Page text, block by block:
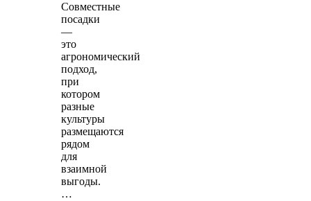
Совместные
посадки
—
это
агрономический
подход,
при
котором
разные
культуры
размещаются
рядом
для
взаимной
выгоды.
…